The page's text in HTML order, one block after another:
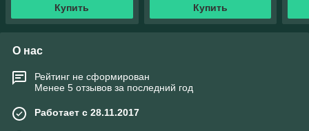
Купить Купить
О нас
Рейтинг не сформирован
Менее 5 отзывов за последний год
Работает с 28.11.2017